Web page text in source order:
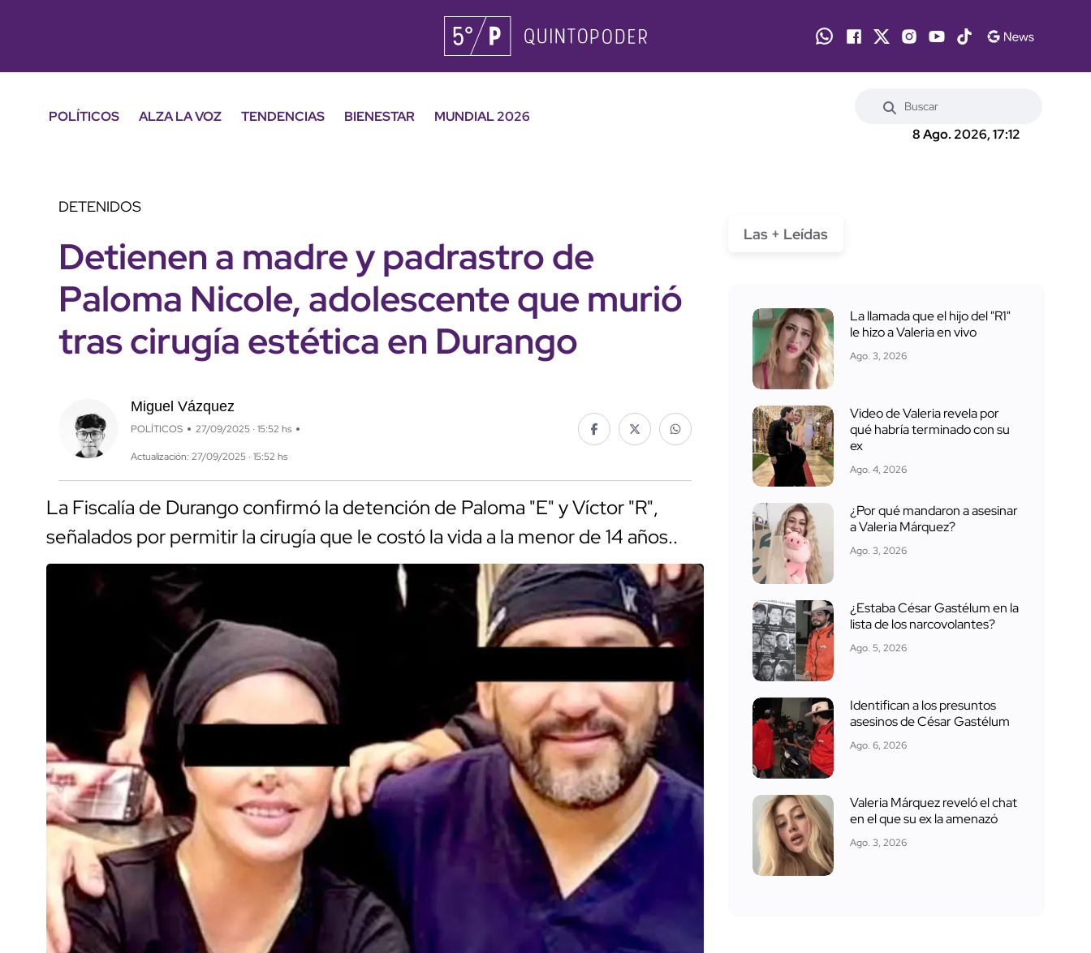
POLÍTICOS ALZA LA VOZ TENDENCIAS BIENESTAR
MUNDIAL 2026
8 Ago. 2026, 17:12
DETENIDOS
Detienen a madre y padrastro de
Paloma Nicole, adolescente que murió
tras cirugía estética en Durango
Miguel Vázquez
POLÍTICOS 27/09/2025 · 15:52 hs
Actualización: 27/09/2025 · 15:52 hs
La Fiscalía de Durango confirmó la detención de Paloma "E" y Víctor "R",
señalados por permitir la cirugía que le costó la vida a la menor de 14 años..
Las + Leídas
La llamada que el hijo del "R1"
le hizo a Valeria en vivo
Ago. 3, 2026
Video de Valeria revela por
qué habría terminado con su
ex
Ago. 4, 2026
¿Por qué mandaron a asesinar
a Valeria Márquez?
Ago. 3, 2026
¿Estaba César Gastélum en la
lista de los narcovolantes?
Ago. 5, 2026
Identifican a los presuntos
asesinos de César Gastélum
Ago. 6, 2026
Valeria Márquez reveló el chat
en el que su ex la amenazó
Ago. 3, 2026